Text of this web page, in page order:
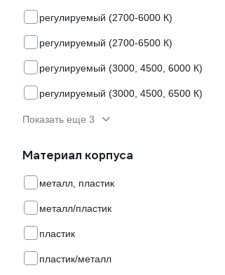
регулируемый (2700-6000 К)
регулируемый (2700-6500 К)
регулируемый (3000, 4500, 6000 К)
регулируемый (3000, 4500, 6500 К)
Показать еще 3
Материал корпуса
металл, пластик
металл/пластик
пластик
пластик/металл